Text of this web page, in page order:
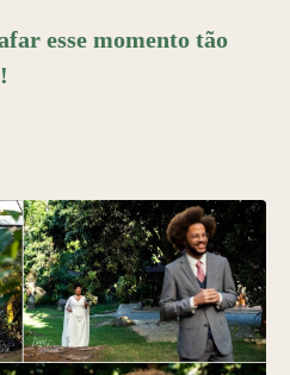
esse momento tão